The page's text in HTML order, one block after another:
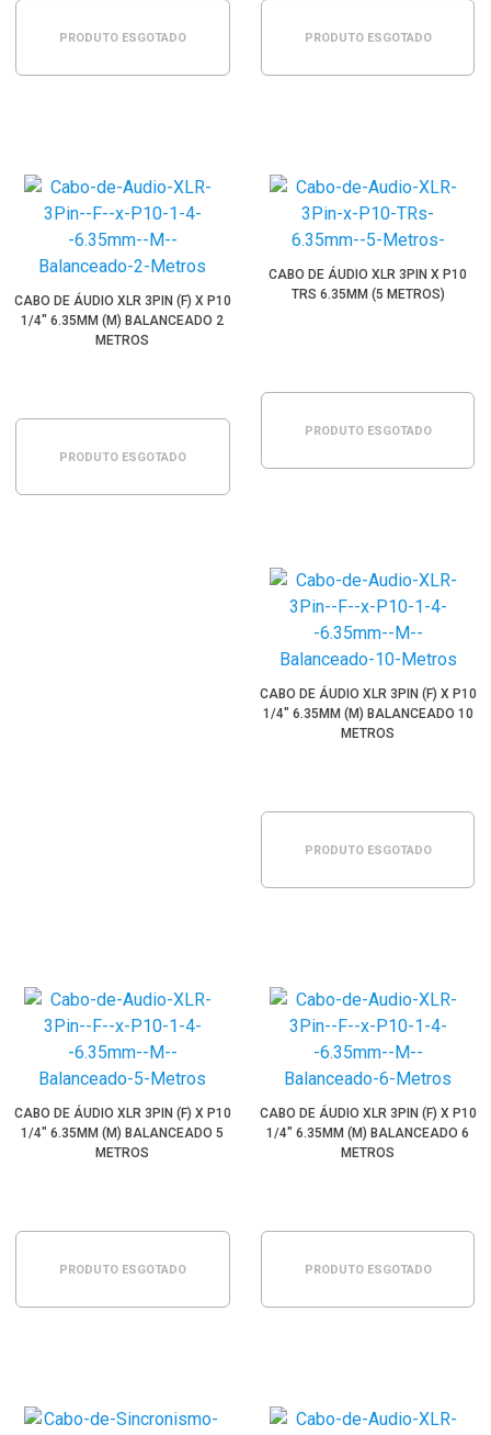
PRODUTO ESGOTADO PRODUTO ESGOTADO
CABO DE ÁUDIO XLR 3PIN (F) X P10
1/4" 6.35MM (M) BALANCEADO 2
METROS
PRODUTO ESGOTADO
CABO DE ÁUDIO XLR 3PIN X P10
TRS 6.35MM (5 METROS)
PRODUTO ESGOTADO
CABO DE ÁUDIO XLR 3PIN (F) X P10
1/4" 6.35MM (M) BALANCEADO 10
METROS
PRODUTO ESGOTADO
CABO DE ÁUDIO XLR 3PIN (F) X P10
1/4" 6.35MM (M) BALANCEADO 5
METROS
PRODUTO ESGOTADO
CABO DE ÁUDIO XLR 3PIN (F) X P10
1/4" 6.35MM (M) BALANCEADO 6
METROS
PRODUTO ESGOTADO